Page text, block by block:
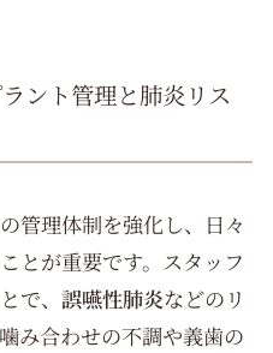
ント管理と肺炎リス
管理体制を強化し、日々
とが重要です。スタッフ
で、誤嚥性肺炎などのリ
み合わせの不調や義歯の